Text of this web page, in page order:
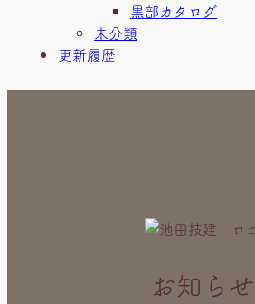
黒部カタログ
未分類
更新履歴
お知らせ